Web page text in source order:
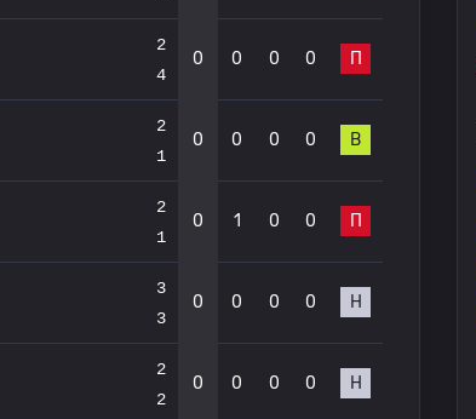
2
4
0 0 0 0 П
2
1
0 0 0 0 В
2
1
0 1 0 0 П
3
3
0 0 0 0 Н
2
2
0 0 0 0 Н